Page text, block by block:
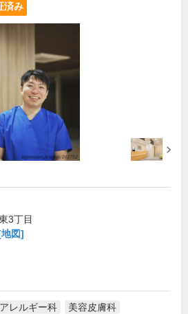
済み
3丁目
図]
アレルギー科 美容皮膚科